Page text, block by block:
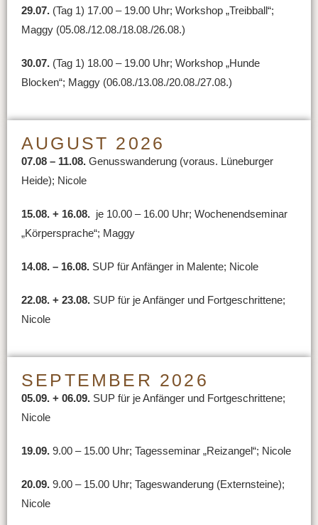
29.07. (Tag 1) 17.00 – 19.00 Uhr; Workshop „Treibball“;
Maggy (05.08./12.08./18.08./26.08.)
30.07. (Tag 1) 18.00 – 19.00 Uhr; Workshop „Hunde
Blocken“; Maggy (06.08./13.08./20.08./27.08.)
AUGUST 2026
07.08 – 11.08. Genusswanderung (voraus. Lüneburger
Heide); Nicole
15.08. + 16.08. je 10.00 – 16.00 Uhr; Wochenendseminar
„Körpersprache“; Maggy
14.08. – 16.08. SUP für Anfänger in Malente; Nicole
22.08. + 23.08. SUP für je Anfänger und Fortgeschrittene;
Nicole
SEPTEMBER 2026
05.09. + 06.09. SUP für je Anfänger und Fortgeschrittene;
Nicole
19.09. 9.00 – 15.00 Uhr; Tagesseminar „Reizangel“; Nicole
20.09. 9.00 – 15.00 Uhr; Tageswanderung (Externsteine);
Nicole